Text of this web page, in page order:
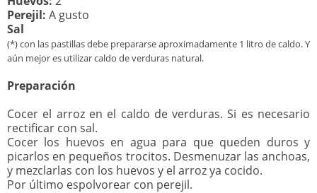
Perejil: A gusto
Sal
(*) con las pastillas debe prepararse aproximadamente 1 litro de caldo. Y
aún mejor es utilizar caldo de verduras natural.
Preparación
Cocer el arroz en el caldo de verduras. Si es necesario
rectificar con sal.
Cocer los huevos en agua para que queden duros y
picarlos en pequeños trocitos. Desmenuzar las anchoas,
y mezclarlas con los huevos y el arroz ya cocido.
Por último espolvorear con perejil.